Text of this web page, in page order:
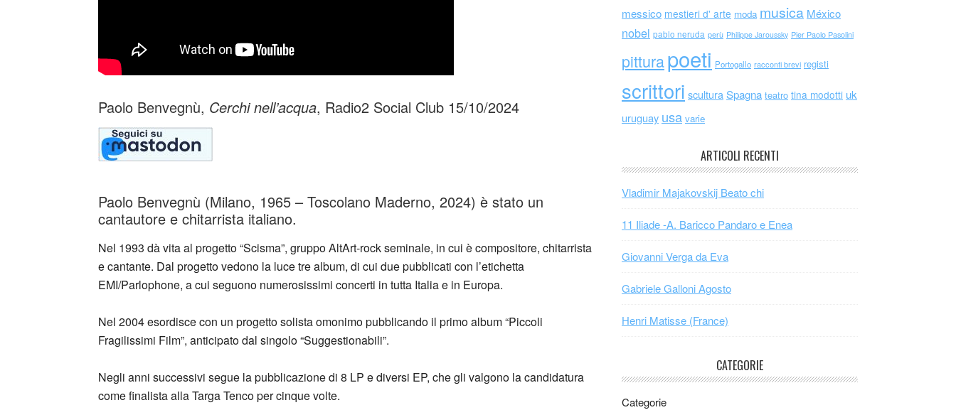
Paolo Benvegnù, Cerchi nell’acqua, Radio2 Social Club 15/10/2024
Paolo Benvegnù (Milano, 1965 – Toscolano Maderno, 2024) è stato un
cantautore e chitarrista italiano.
Nel 1993 dà vita al progetto “Scisma”, gruppo AltArt-rock seminale, in cui è compositore, chitarrista
e cantante. Dal progetto vedono la luce tre album, di cui due pubblicati con l’etichetta
EMI/Parlophone, a cui seguono numerosissimi concerti in tutta Italia e in Europa.
Nel 2004 esordisce con un progetto solista omonimo pubblicando il primo album “Piccoli
Fragilissimi Film”, anticipato dal singolo “Suggestionabili”.
Negli anni successivi segue la pubblicazione di 8 LP e diversi EP, che gli valgono la candidatura
come finalista alla Targa Tenco per cinque volte.
messico mestieri d' arte moda musica México
nobel pablo neruda perù Philippe Jaroussky Pier Paolo Pasolini
pitturapoeti Portogallo racconti brevi registi
scrittori scultura Spagna teatro tina modotti uk
uruguay usa varie
ARTICOLI RECENTI
Vladimir Majakovskij Beato chi
11 Iliade -A. Baricco Pandaro e Enea
Giovanni Verga da Eva
Gabriele Galloni Agosto
Henri Matisse (France)
CATEGORIE
Categorie